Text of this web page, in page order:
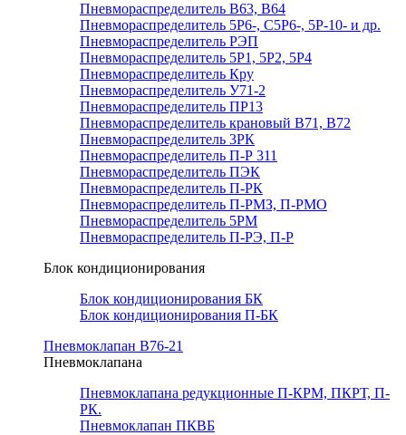
Пневмораспределитель В63, В64
Пневмораспределитель 5Р6-, С5Р6-, 5Р-10- и др.
Пневмораспределитель РЭП
Пневмораспределитель 5Р1, 5Р2, 5Р4
Пневмораспределитель Кру
Пневмораспределитель У71-2
Пневмораспределитель ПР13
Пневмораспределитель крановый В71, В72
Пневмораспределитель 3РК
Пневмораспределитель П-Р 311
Пневмораспределитель ПЭК
Пневмораспределитель П-РК
Пневмораспределитель П-РМЗ, П-РМО
Пневмораспределитель 5РМ
Пневмораспределитель П-РЭ, П-Р
Блок кондиционирования
Блок кондиционирования БК
Блок кондиционирования П-БК
Пневмоклапан В76-21
Пневмоклапана
Пневмоклапана редукционные П-КРМ, ПКРТ, П-
РК.
Пневмоклапан ПКВБ